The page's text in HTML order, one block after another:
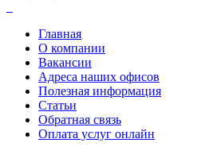
Главная
О компании
Вакансии
Адреса наших офисов
Полезная информация
Статьи
Обратная связь
Оплата услуг онлайн